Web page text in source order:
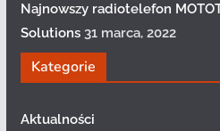
Najnowszy radiotelefon
Solutions 31 marca, 2022
Kategorie
Aktualności